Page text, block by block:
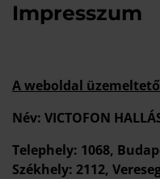
Impresszum
A weboldal
Név: VICTOFON
Telephely: 1068,
Székhely: 2112,